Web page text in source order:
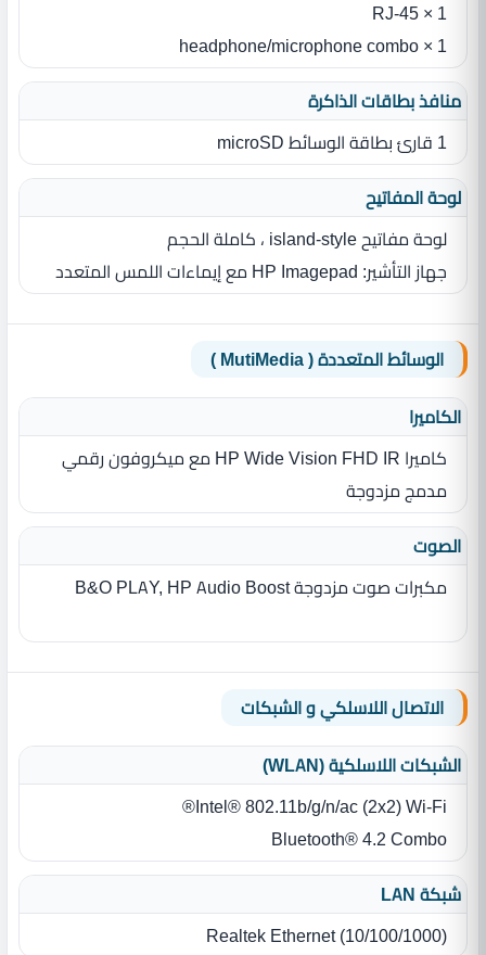
1 × RJ-45
1 × headphone/microphone combo
منافذ بطاقات الذاكرة
1 قارئ بطاقة الوسائط microSD
لوحة المفاتيح
لوحة مفاتيح island-style ، كاملة الحجم
جهاز التأشير: HP Imagepad مع إيماءات اللمس المتعدد
الوسائط المتعددة ( MutiMedia )
الكاميرا
كاميرا HP Wide Vision FHD IR مع ميكروفون رقمي
مدمج مزدوجة
الصوت
مكبرات صوت مزدوجة B&O PLAY, HP Audio Boost
الاتصال اللاسلكي و الشبكات
الشبكات اللاسلكية (WLAN)
Intel® 802.11b/g/n/ac (2x2) Wi-Fi®
Bluetooth® 4.2 Combo
شبكة LAN
Realtek Ethernet ‎(‎10/100/1000‎)‎